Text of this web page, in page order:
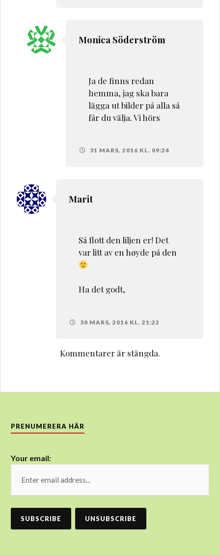
Monica Söderström
Ja de finns redan
hemma, jag ska bara
lägga ut bilder på alla så
får du välja. Vi hörs
31 MARS, 2016 KL. 09:24
Marit
Så flott den liljen er! Det
var litt av en høyde på den
Ha det godt,
30 MARS, 2016 KL. 21:22
Kommentarer är stängda.
PRENUMERERA HÄR
Your email: